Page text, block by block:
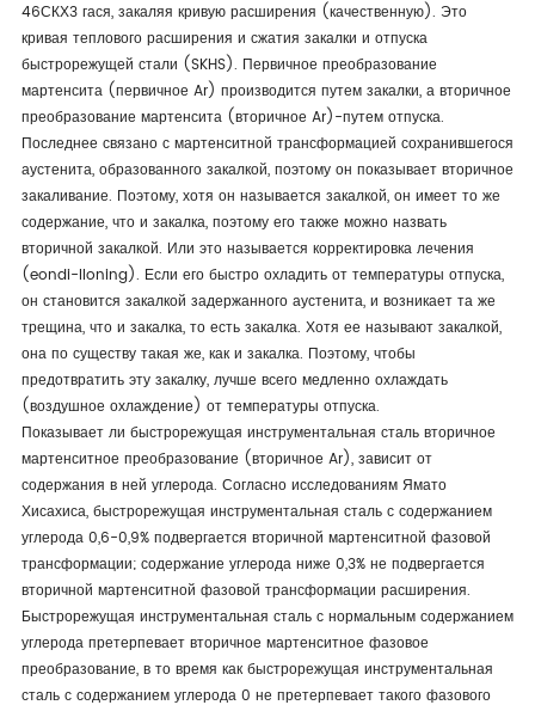
46СКХ3 гася, закаляя кривую расширения (качественную). Это
кривая теплового расширения и сжатия закалки и отпуска
быстрорежущей стали (SKHS). Первичное преобразование
мартенсита (первичное Ar) производится путем закалки, а вторичное
преобразование мартенсита (вторичное Ar)-путем отпуска.
Последнее связано с мартенситной трансформацией сохранившегося
аустенита, образованного закалкой, поэтому он показывает вторичное
закаливание. Поэтому, хотя он называется закалкой, он имеет то же
содержание, что и закалка, поэтому его также можно назвать
вторичной закалкой. Или это называется корректировка лечения
(eondi-lloning). Если его быстро охладить от температуры отпуска,
он становится закалкой задержанного аустенита, и возникает та же
трещина, что и закалка, то есть закалка. Хотя ее называют закалкой,
она по существу такая же, как и закалка. Поэтому, чтобы
предотвратить эту закалку, лучше всего медленно охлаждать
(воздушное охлаждение) от температуры отпуска.
Показывает ли быстрорежущая инструментальная сталь вторичное
мартенситное преобразование (вторичное Ar), зависит от
содержания в ней углерода. Согласно исследованиям Ямато
Хисахиса, быстрорежущая инструментальная сталь с содержанием
углерода 0,6-0,9% подвергается вторичной мартенситной фазовой
трансформации; содержание углерода ниже 0,3% не подвергается
вторичной мартенситной фазовой трансформации расширения.
Быстрорежущая инструментальная сталь с нормальным содержанием
углерода претерпевает вторичное мартенситное фазовое
преобразование, в то время как быстрорежущая инструментальная
сталь с содержанием углерода 0 не претерпевает такого фазового